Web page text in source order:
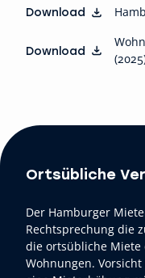
Download
Download
Ortsübliche
Der Hamburger
Rechtsprechung die
die ortsübliche Miete
Wohnungen.